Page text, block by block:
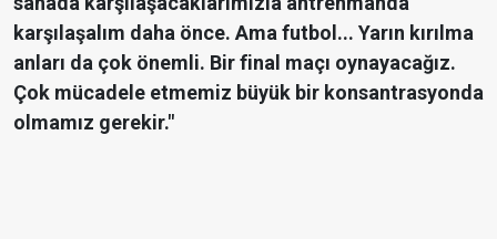
karşılaşalım daha önce. Ama futbol... Yarın kırılma
anları da çok önemli. Bir final maçı oynayacağız.
Çok mücadele etmemiz büyük bir konsantrasyonda
olmamız gerekir."